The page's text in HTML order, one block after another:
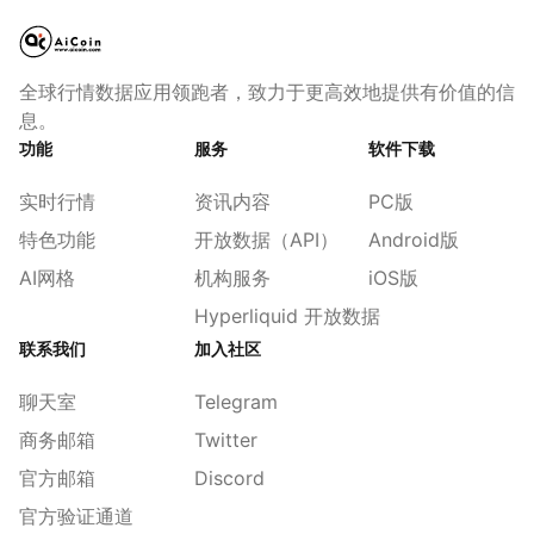
全球行情数据应用领跑者，致力于更高效地提供有价值的信
息。
功能
实时行情
特色功能
AI网格
服务
资讯内容
开放数据（API）
机构服务
Hyperliquid 开放数据
软件下载
PC版
Android版
iOS版
联系我们
聊天室
商务邮箱
官方邮箱
官方验证通道
加入社区
Telegram
Twitter
Discord